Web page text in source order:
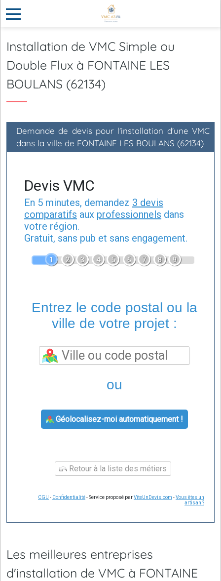
Installation de VMC Simple ou
Double Flux à FONTAINE LES
BOULANS (62134)
Demande de devis pour l'installation d'une VMC
dans la ville de FONTAINE LES BOULANS (62134)
Devis VMC
En 5 minutes, demandez 3 devis
comparatifs aux professionnels dans
votre région.
Gratuit, sans pub et sans engagement.
1 2 3 4 5 6 7 8 9
Entrez le code postal ou la
ville de votre projet :
ou
Géolocalisez-moi automatiquement !
Retour à la liste des métiers
CGU - Confidentialité- Service proposé parViteUnDevis.com -Vous êtes un
artisan ?
Les meilleures entreprises
d'installation de VMC à FONTAINE